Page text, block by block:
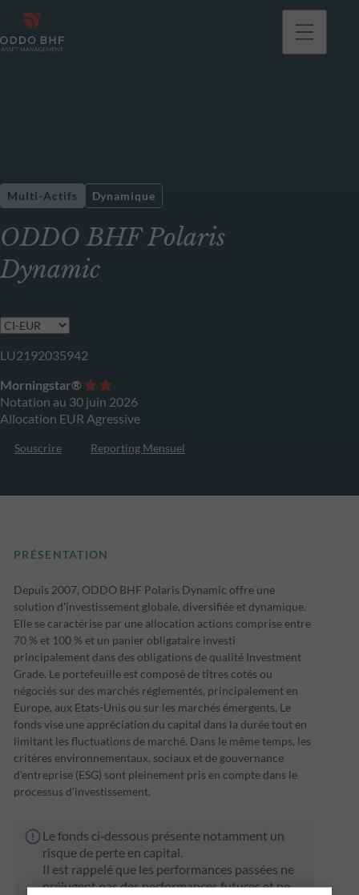
ODDO BHF Polaris
Dynamic
Multi-Actifs Dynamique
LU2192035942
Morningstar®
Notation au 30 juin 2026
Allocation EUR Agressive
Souscrire Reporting Mensuel
PRÉSENTATION
Depuis 2007, ODDO BHF Polaris Dynamic offre une
solution d'investissement globale, diversifiée et dynamique.
Elle se caractérise par une allocation actions comprise entre
70 % et 100 % et un panier obligataire investi
principalement dans des obligations de qualité Investment
Grade. Le portefeuille est composé de titres cotés ou
négociés sur des marchés réglementés, principalement en
Europe, aux Etats-Unis ou sur les marchés émergents. Le
fonds vise une appréciation du capital dans la durée tout en
limitant les fluctuations de marché. Dans le même temps, les
critères environnementaux, sociaux et de gouvernance
d'entreprise (ESG) sont pleinement pris en compte dans le
processus d'investissement.
Le fonds ci‑dessous présente notamment un
risque de perte en capital.
Il est rappelé que les performances passées ne
préjugent pas des performances futures et ne